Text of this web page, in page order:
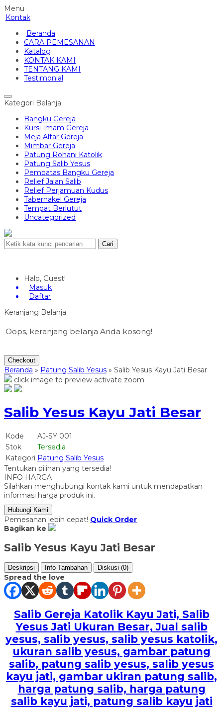
Menu
Kontak
Beranda
CARA PEMESANAN
Katalog
KONTAK KAMI
TENTANG KAMI
Testimonial
Kategori Belanja
Bangku Gereja
Kursi Imam Gereja
Meja Altar Gereja
Mimbar Gereja
Patung Rohani Katolik
Patung Salib Yesus
Pembatas Bangku Gereja
Relief Jalan Salib
Relief Perjamuan Kudus
Tabernakel Gereja
Tempat Berlutut
Uncategorized
Cari
Halo, Guest!
Masuk
Daftar
Keranjang Belanja
Oops, keranjang belanja Anda kosong!
Checkout
Beranda » Patung Salib Yesus » Salib Yesus Kayu Jati Besar
click image to preview activate zoom
Salib Yesus Kayu Jati Besar
Kode
AJ-SY 001
Stok
Tersedia
Kategori Patung Salib Yesus
Tentukan pilihan yang tersedia!
INFO HARGA
Silahkan menghubungi kontak kami untuk mendapatkan
informasi harga produk ini.
Hubungi Kami
Pemesanan lebih cepat! Quick Order
Bagikan ke
Salib Yesus Kayu Jati Besar
Deskripsi Info Tambahan Diskusi (0)
Spread the love
Salib Gereja Katolik Kayu Jati, Salib
Yesus Jati Ukuran Besar, Jual salib
yesus, salib yesus, salib yesus katolik,
ukuran salib yesus, gambar patung
salib, patung salib yesus, salib yesus
kayu jati, gambar ukiran patung salib,
harga patung salib, harga patung
salib kayu jati, patung salib kayu jati